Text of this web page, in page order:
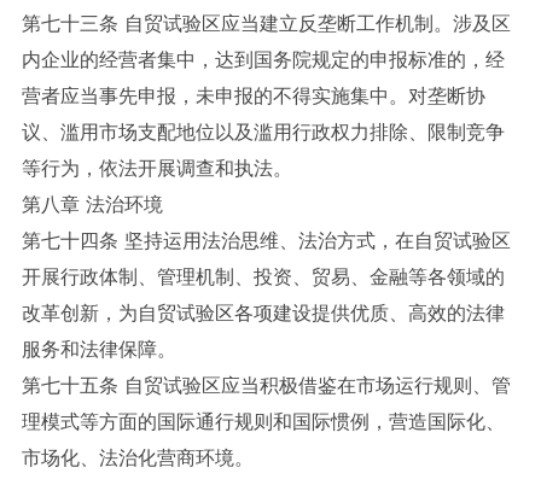
第七十三条 自贸试验区应当建立反垄断工作机制。涉及区
内企业的经营者集中，达到国务院规定的申报标准的，经
营者应当事先申报，未申报的不得实施集中。对垄断协
议、滥用市场支配地位以及滥用行政权力排除、限制竞争
等行为，依法开展调查和执法。
第八章 法治环境
第七十四条 坚持运用法治思维、法治方式，在自贸试验区
开展行政体制、管理机制、投资、贸易、金融等各领域的
改革创新，为自贸试验区各项建设提供优质、高效的法律
服务和法律保障。
第七十五条 自贸试验区应当积极借鉴在市场运行规则、管
理模式等方面的国际通行规则和国际惯例，营造国际化、
市场化、法治化营商环境。